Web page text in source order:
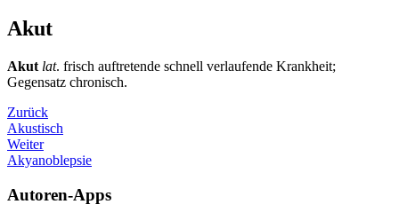
Akut
Akut lat. frisch auftretende schnell verlaufende Krankheit;
Gegensatz chronisch.
Zurück
Akustisch
Weiter
Akyanoblepsie
Autoren-Apps